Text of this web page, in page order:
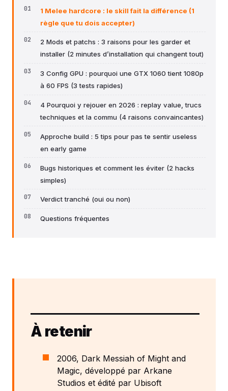
1 Melee hardcore : le skill fait la différence (1
règle que tu dois accepter)
2 Mods et patchs : 3 raisons pour les garder et
installer (2 minutes d’installation qui changent tout)
3 Config GPU : pourquoi une GTX 1060 tient 1080p
à 60 FPS (3 tests rapides)
4 Pourquoi y rejouer en 2026 : replay value, trucs
techniques et la commu (4 raisons convaincantes)
Approche build : 5 tips pour pas te sentir useless
en early game
Bugs historiques et comment les éviter (2 hacks
simples)
Verdict tranché (oui ou non)
Questions fréquentes
À retenir
2006, Dark Messiah of Might and
Magic, développé par Arkane
Studios et édité par Ubisoft